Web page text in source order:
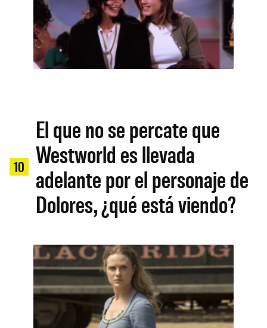
10
El que no se percate que
Westworld es llevada
adelante por el personaje de
Dolores, ¿qué está viendo?